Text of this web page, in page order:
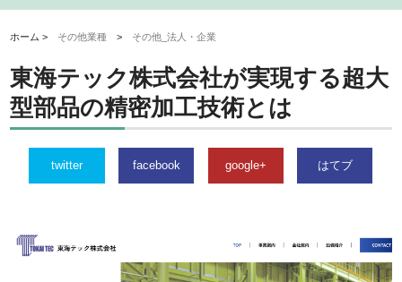
ホーム > その他業種 > その他_法人・企業
東海テック株式会社が実現する超大
型部品の精密加工技術とは
twitter facebook google+ はてブ